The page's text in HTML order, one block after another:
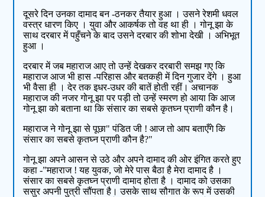
दूसरे दिन उनका दामाद बन -ठनकर तैयार हुआ । उसने रेशमी धवल
वस्त्र धारण किए । युवा और आकर्षक तो वह था ही । गोनू झा के
साथ दरबार में पहुँचने के बाद उसने दरबार की शोभा देखी । अभिभूत
हुआ ।
दरबार में जब महाराज आए तो उन्हें देखकर दरबारी समझ गए कि
महाराज आज भी हास -परिहास और बतकही में दिन गुजार देंगे । हुआ
भी वैसा ही । देर तक इधर-उधर की बातें होती रहीं। अचानक
महाराज की नजर गोनू झा पर पड़ी तो उन्हें स्मरण हो आया कि आज
गोनू झा को बताना था कि संसार का सबसे कृतघ्न प्राणी कौन है।
महाराज ने गोनू झा से पूछा" पंडित जी ! आज तो आप बताएँगे कि
संसार का सबसे कृतघ्न प्राणी कौन है?"
गोनू झा अपने आसन से उठे और अपने दामाद की ओर इंगित करते हुए
कहा -”महाराज ! यह युवक, जो मेरे पास बैठा है मेरा दामाद है ।
संसार का सबसे कृतघ्न प्राणी दामाद होता है । दामाद को उसका
ससुर अपनी पुत्री सौंपता है। उसके साथ सौगात के रूप में उसकी